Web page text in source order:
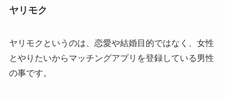
ヤリモク
ヤリモクというのは、恋愛や結婚目的ではなく、女性
とやりたいからマッチングアプリを登録している男性
の事です。